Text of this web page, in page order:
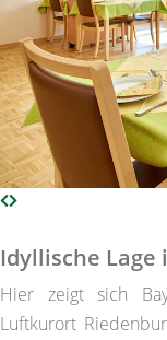
Idyllische
Hier zeigt sich
Luftkurort